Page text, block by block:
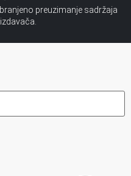
preuzimanje sadržaja